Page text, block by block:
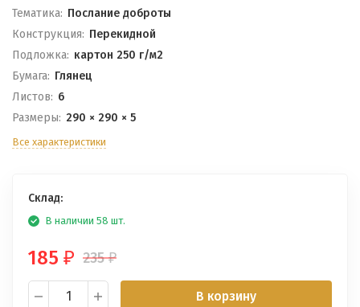
Тематика: Послание доброты
Конструкция: Перекидной
Подложка: картон 250 г/м2
Бумага: Глянец
Листов: 6
Размеры: 290 × 290 × 5
Все характеристики
Склад:
В наличии 58 шт.
185 ₽ 235₽
В корзину